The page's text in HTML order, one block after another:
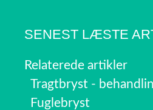
SENEST LÆSTE
Relaterede artikler
Tragtbryst -
Fuglebryst